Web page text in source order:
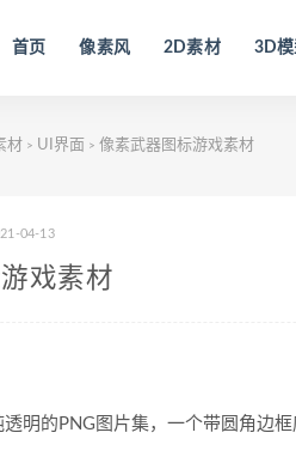
首页 像素风 2D素材 3D模
材 > UI界面 > 像素武器图标游戏素材
04-13
戏素材
明的PNG图片集，一个带圆角边框